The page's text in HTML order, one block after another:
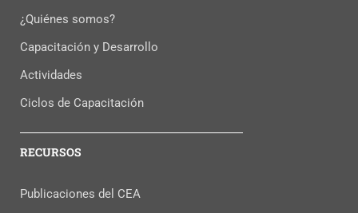
¿Quiénes somos?
Capacitación y Desarrollo
Actividades
Ciclos de Capacitación
RECURSOS
Publicaciones del CEA